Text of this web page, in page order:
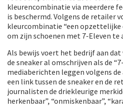
kleurencombinatie via meerdere
is beschermd. Volgens de retailer
kleurcombinatie “een opzettelijke
om zijn schoenen met 7-Eleven te
Als bewijs voert het bedrijf aan
de sneaker al omschrijven als de
mediaberichten leggen volgens
een link tussen de sneaker en de
journalisten de driekleurige
herkenbaar”, “onmiskenbaar”,